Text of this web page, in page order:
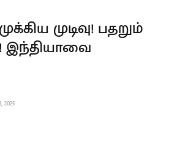
முடிவு! பதறும்
இந்தியாவை
2025